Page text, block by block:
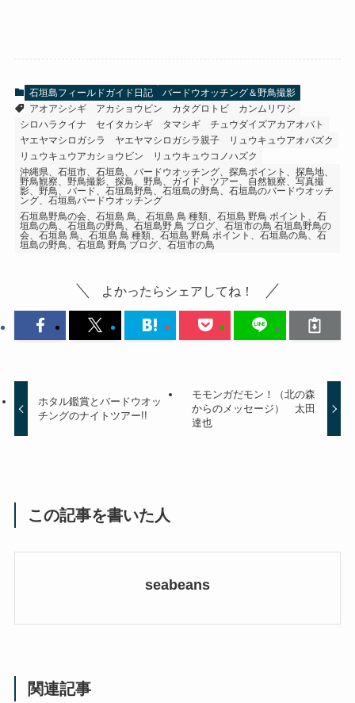
石垣島フィールドガイド日記
バードウオッチング＆野鳥撮影
アオアシシギ
アカショウビン カタグロトビ
カンムリワシ
シロハラクイナ
セイタカシギ タマシギ
チュウダイズアカアオバト
ヤエヤマシロガシラ
ヤエヤマシロガシラ親子
リュウキュウアオバズク
リュウキュウアカショウビン
リュウキュウコノハズク
沖縄県、石垣市、石垣島、バードウオッチング、探鳥ポイント、探鳥地、
野鳥観察、野鳥撮影、探鳥、野鳥、ガイド、ツアー、自然観察、写真撮
影、野鳥、バード、石垣島野鳥、石垣島の野鳥、石垣島のバードウオッチ
ング、石垣島バードウオッチング
石垣島野鳥の会、石垣島 鳥、石垣島 鳥 種類、石垣島 野鳥 ポイント、石
垣島の鳥、石垣島の野鳥、石垣島野 鳥 ブログ、石垣市の鳥 石垣島野鳥の
会、石垣島 鳥、石垣島 鳥 種類、石垣島 野鳥 ポイント、石垣島の鳥、石
垣島の野鳥、石垣島 野鳥 ブログ、石垣市の鳥
よかったらシェアしてね！
ホタル鑑賞とバードウオッ
チングのナイトツアー!!
モモンガだモン！（北の森
からのメッセージ） 太田
達也
この記事を書いた人
seabeans
関連記事